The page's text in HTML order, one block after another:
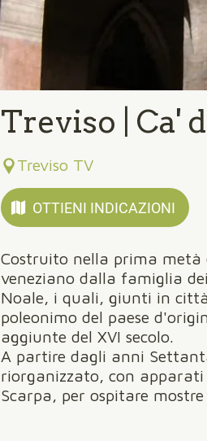
Treviso | Ca'
Treviso TV
OTTIENI INDICAZIONI
Costruito nella prima metà
veneziano dalla famiglia
Noale, i quali, giunti in
poleonimo del paese
aggiunte del XVI secolo.
A partire dagli anni
riorganizzato, con
Scarpa, per ospitare